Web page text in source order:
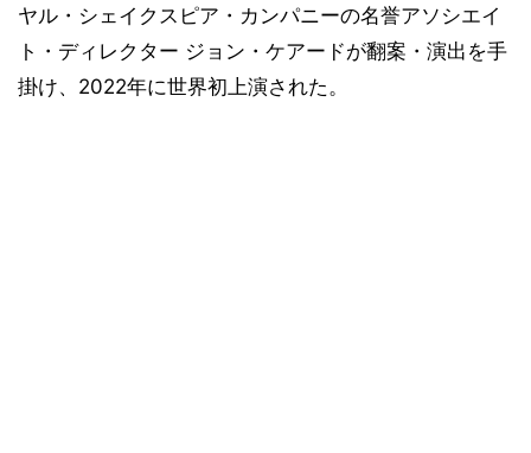
ヤル・シェイクスピア・カンパニーの名誉アソシエイ
ト・ディレクター ジョン・ケアードが翻案・演出を手
掛け、2022年に世界初上演された。